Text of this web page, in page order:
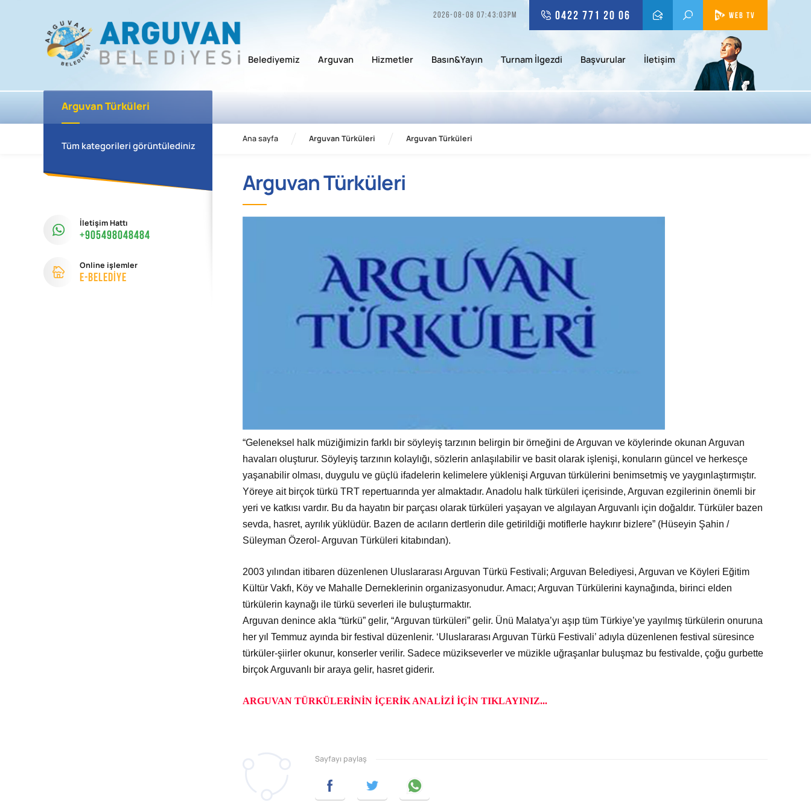
WEB TV
0422 771 20 06
2026-08-08 07:43:03pm
Belediyemiz Arguvan Hizmetler Basın&Yayın Turnam İlgezdi Başvurular İletişim
Ana sayfa Arguvan Türküleri Arguvan Türküleri
Arguvan Türküleri
Tüm kategorileri görüntülediniz
İletişim Hattı
+905498048484
Online işlemler
e-Beledİye
Arguvan Türküleri
“Geleneksel halk müziğimizin farklı bir söyleyiş tarzının belirgin bir örneğini de Arguvan ve köylerinde okunan Arguvan
havaları oluşturur. Söyleyiş tarzının kolaylığı, sözlerin anlaşılabilir ve basit olarak işlenişi, konuların güncel ve herkesçe
yaşanabilir olması, duygulu ve güçlü ifadelerin kelimelere yüklenişi Arguvan türkülerini benimsetmiş ve yaygınlaştırmıştır.
Yöreye ait birçok türkü TRT repertuarında yer almaktadır. Anadolu halk türküleri içerisinde, Arguvan ezgilerinin önemli bir
yeri ve katkısı vardır. Bu da hayatın bir parçası olarak türküleri yaşayan ve algılayan Arguvanlı için doğaldır. Türküler bazen
sevda, hasret, ayrılık yüklüdür. Bazen de acıların dertlerin dile getirildiği motiflerle haykırır bizlere” (Hüseyin Şahin /
Süleyman Özerol- Arguvan Türküleri kitabından).
2003 yılından itibaren düzenlenen Uluslararası Arguvan Türkü Festivali; Arguvan Belediyesi, Arguvan ve Köyleri Eğitim
Kültür Vakfı, Köy ve Mahalle Derneklerinin organizasyonudur. Amacı; Arguvan Türkülerini kaynağında, birinci elden
türkülerin kaynağı ile türkü severleri ile buluşturmaktır.
Arguvan denince akla “türkü” gelir, “Arguvan türküleri” gelir. Ünü Malatya’yı aşıp tüm Türkiye’ye yayılmış türkülerin onuruna
her yıl Temmuz ayında bir festival düzenlenir. ‘Uluslararası Arguvan Türkü Festivali’ adıyla düzenlenen festival süresince
türküler-şiirler okunur, konserler verilir. Sadece müzikseverler ve müzikle uğraşanlar buluşmaz bu festivalde, çoğu gurbette
birçok Arguvanlı bir araya gelir, hasret giderir.
ARGUVAN TÜRKÜLERİNİN İÇERİK ANALİZİ İÇİN TIKLAYINIZ...
Sayfayı paylaş